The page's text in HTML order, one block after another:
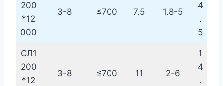
200
*12
000
3-8 ≤700 7.5 1.8-5
4
.
5
СЛ1
200
*12
3-8 ≤700 11 2-6
1
4
.